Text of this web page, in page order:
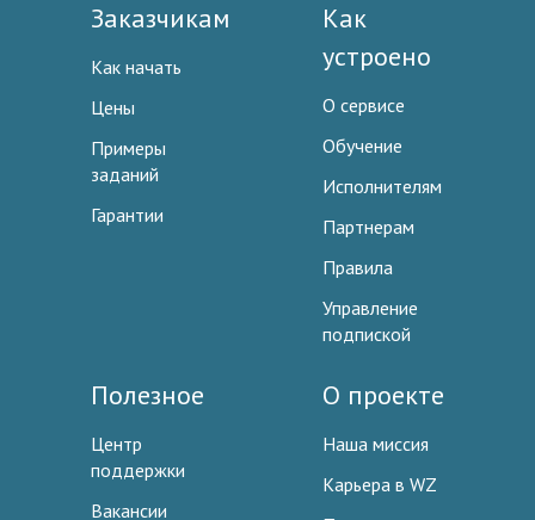
Заказчикам
Как начать
Цены
Примеры
заданий
Гарантии
Как
устроено
О сервисе
Обучение
Исполнителям
Партнерам
Правила
Управление
подпиской
Полезное
Центр
поддержки
Вакансии
О проекте
Наша миссия
Карьера в WZ